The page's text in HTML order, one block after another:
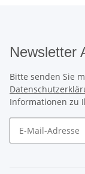
Newsletter
Bitte senden Sie
Informationen zu